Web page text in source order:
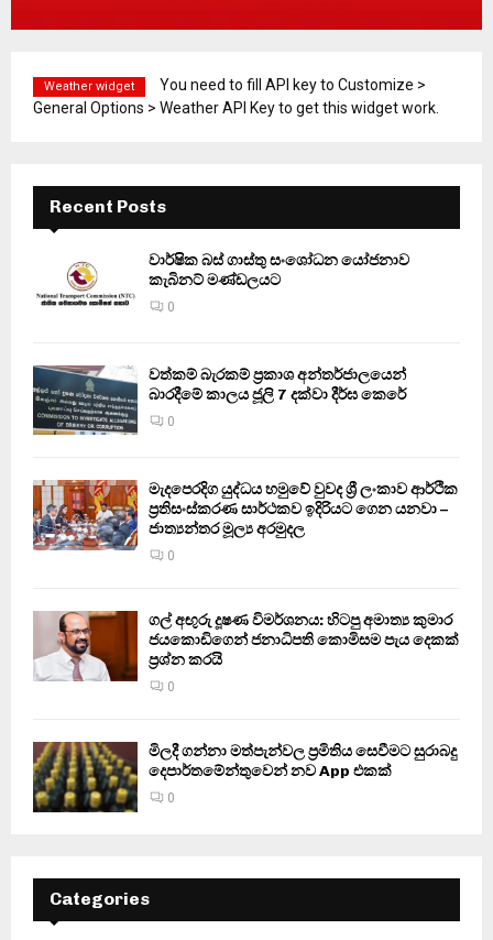
Weather widget
You need to fill API key to Customize >
General Options > Weather API Key to get this widget work.
Recent Posts
වාර්ෂික බස් ගාස්තු සංශෝධන යෝජනාව
කැබිනට් මණ්ඩලයට
0
වත්කම් බැරකම් ප්‍රකාශ අන්තර්ජාලයෙන්
බාරදීමේ කාලය ජූලි 7 දක්වා දීර්ඝ කෙරේ
0
මැදපෙරදිග යුද්ධය හමුවේ වුවද ශ්‍රී ලංකාව ආර්ථික
ප්‍රතිසංස්කරණ සාර්ථකව ඉදිරියට ගෙන යනවා –
ජාත්‍යන්තර මූල්‍ය අරමුදල
0
ගල් අඟුරු දූෂණ විමර්ශනය: හිටපු අමාත්‍ය කුමාර
ජයකොඩිගෙන් ජනාධිපති කොමිසම පැය දෙකක්
ප්‍රශ්න කරයි
0
මිලදී ගන්නා මත්පැන්වල ප්‍රමිතිය සෙවීමට සුරාබදු
දෙපාර්තමේන්තුවෙන් නව App එකක්
0
Categories